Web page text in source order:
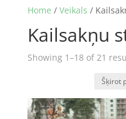
Home / Veikals /
Kailsakņu
Showing 1–18 of 21